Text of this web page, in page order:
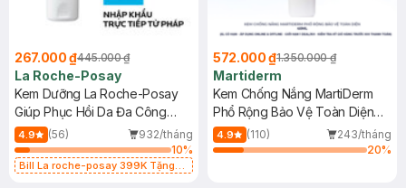
267.000 ₫445.000 ₫
La Roche-Posay
Kem Dưỡng La Roche-Posay
Giúp Phục Hồi Da Đa Công
Dụng 40ml
4.9 (56)
932/tháng
10%
Bill La roche-posay 399K Tặng
572.000 ₫1.350.000 ₫
Martiderm
Kem Chống Nắng MartiDerm
Phổ Rộng Bảo Vệ Toàn Diện
40ml
4.9 (110)
243/tháng
20%